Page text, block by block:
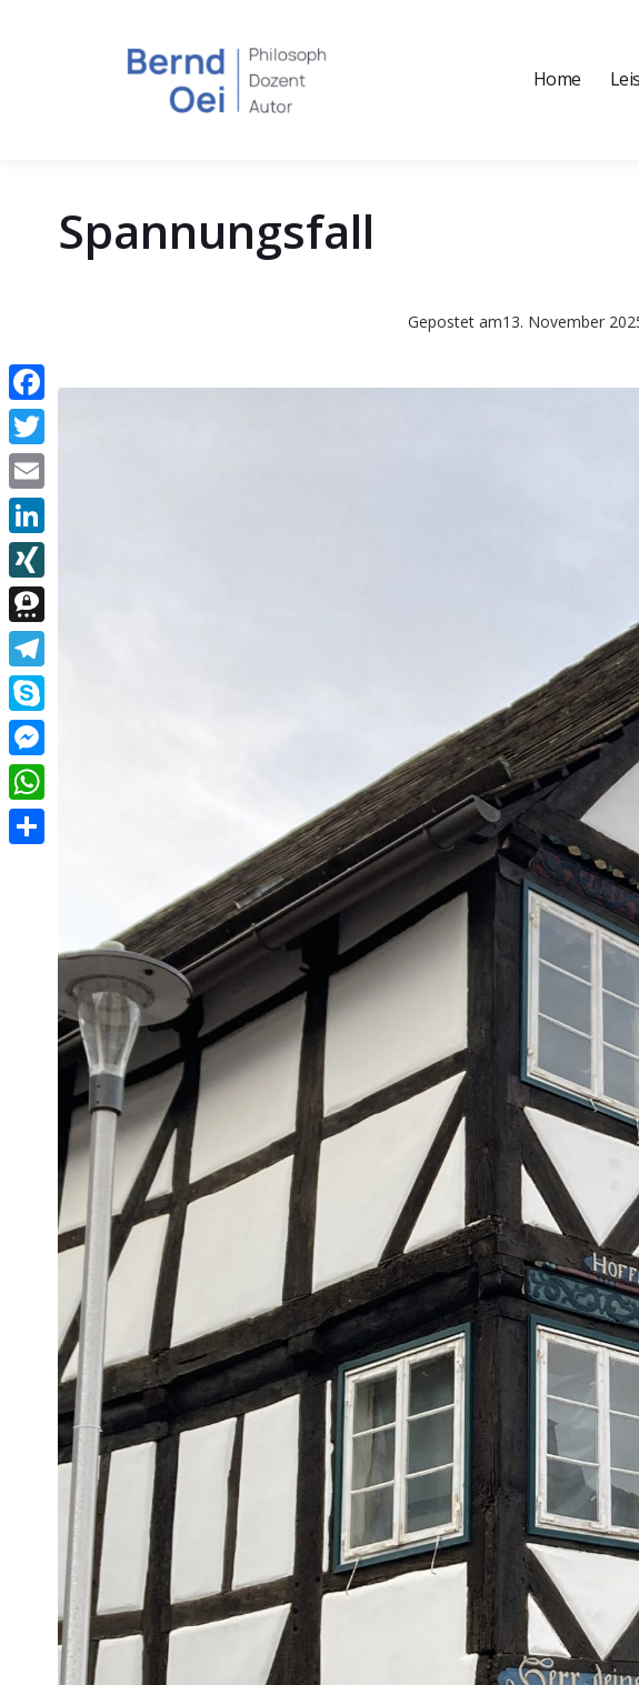
Home
Spannungsfall
Gepostet am13. November
Facebook
Twitter
Email
LinkedIn
XING
Threema
Telegram
Skype
Messenger
WhatsApp